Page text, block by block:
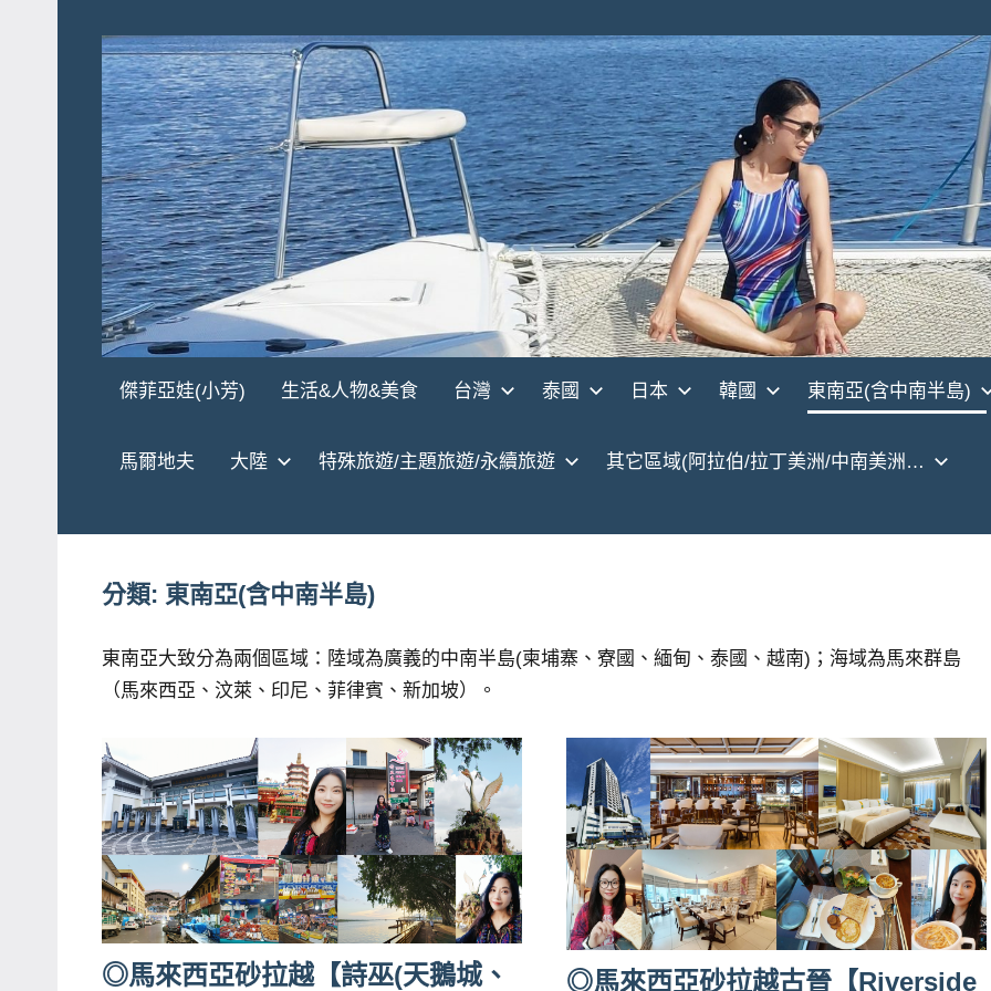
content
傑
娃
JEFFIA
FANG
團、
題
旅
達
人
帶
路、
旅
遊
節
目
傑菲亞娃(小芳) 生活&人物&美食 台灣 泰國 日本 韓國 東南亞(含中南半島)
馬爾地夫 大陸 特殊旅遊/主題旅遊/永續旅遊 其它區域(阿拉伯/拉丁美洲/中南美洲…
分類: 東南亞(含中南半島)
東南亞大致分為兩個區域：陸域為廣義的中南半島(柬埔寨、寮國、緬甸、泰國、越南)；海域為馬來群島
（馬來西亞、汶萊、印尼、菲律賓、新加坡）。
◎馬來西亞砂拉越【詩巫(天鵝城、 ◎馬來西亞砂拉越古晉【Riverside